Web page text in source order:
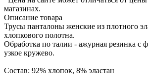
магазинах.
Описание товара
Трусы панталоны женские из плотного
хлопкового полотна.
Обработка по талии - ажурная резинка с
узкое кружево.
Состав: 92% хлопок, 8% эластан